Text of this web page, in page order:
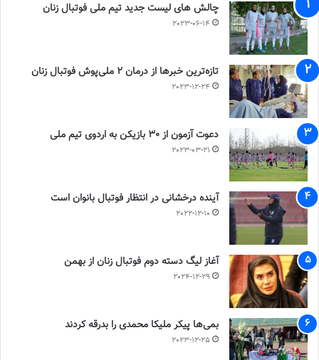
چالش هاى ليست جدید تيم ملى فوتبال زنان
2023-06-14
تازه‌ترین خبرها از درمان ۲ ملی‌پوش فوتبال زنان
2023-12-24
دعوت آزمون از 30 بازیکن به اردوی تیم ملی
2023-03-21
آینده درخشانی در انتظار فوتبال بانوان است
2022-12-10
آغاز لیگ دسته دوم فوتبال زنان از بهمن
2024-12-29
بمی‌ها پیکر ملیکا محمدی را بدرقه کردند
2023-12-25